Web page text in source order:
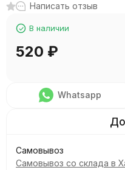
Написать отзыв
В наличии
520 ₽
Whatsapp
Самовывоз
Самовывоз со склада в